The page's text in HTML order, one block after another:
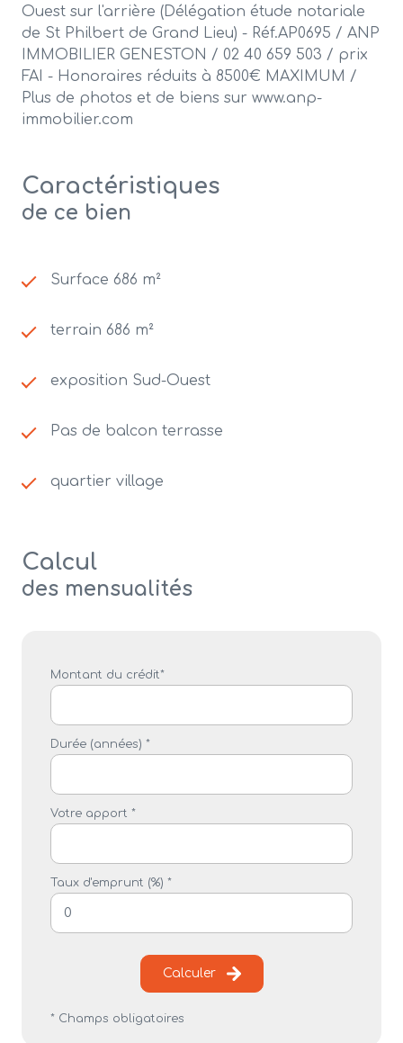
Ouest sur l'arrière (Délégation étude notariale
de St Philbert de Grand Lieu) - Réf.AP0695 / ANP
IMMOBILIER GENESTON / 02 40 659 503 / prix
FAI - Honoraires réduits à 8500€ MAXIMUM /
Plus de photos et de biens sur www.anp-
immobilier.com
Caractéristiques
de ce bien
Surface 686 m²
terrain 686 m²
exposition Sud-Ouest
Pas de balcon terrasse
quartier village
Calcul
des mensualités
Montant du crédit*
Durée (années) *
Votre apport *
Taux d'emprunt (%) *
Calculer
* Champs obligatoires